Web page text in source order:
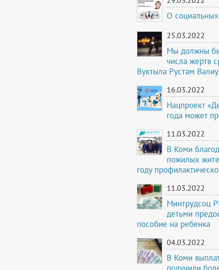
О
25.03.2022
Мы должны
числа жертв
Вуктыла Рустам
16.03.2022
Нацпроект
года может
11.03.2022
В Коми
пожилых
году
11.03.2022
Минтрудсоц
детьми
пособие на ребенка
04.03.2022
В Коми